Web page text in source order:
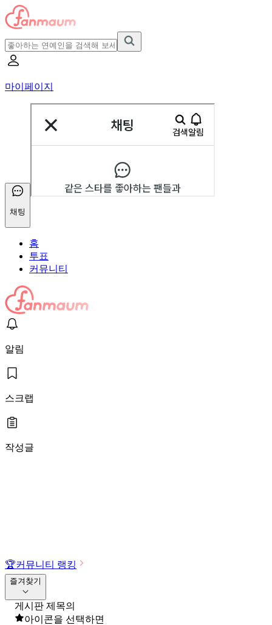
마이페이지
채팅
홈
투표
커뮤니티
알림
스크랩
작성글
🏆커뮤니티 랭킹
즐겨찾기
게시판 제목의
아이콘을 선택하면